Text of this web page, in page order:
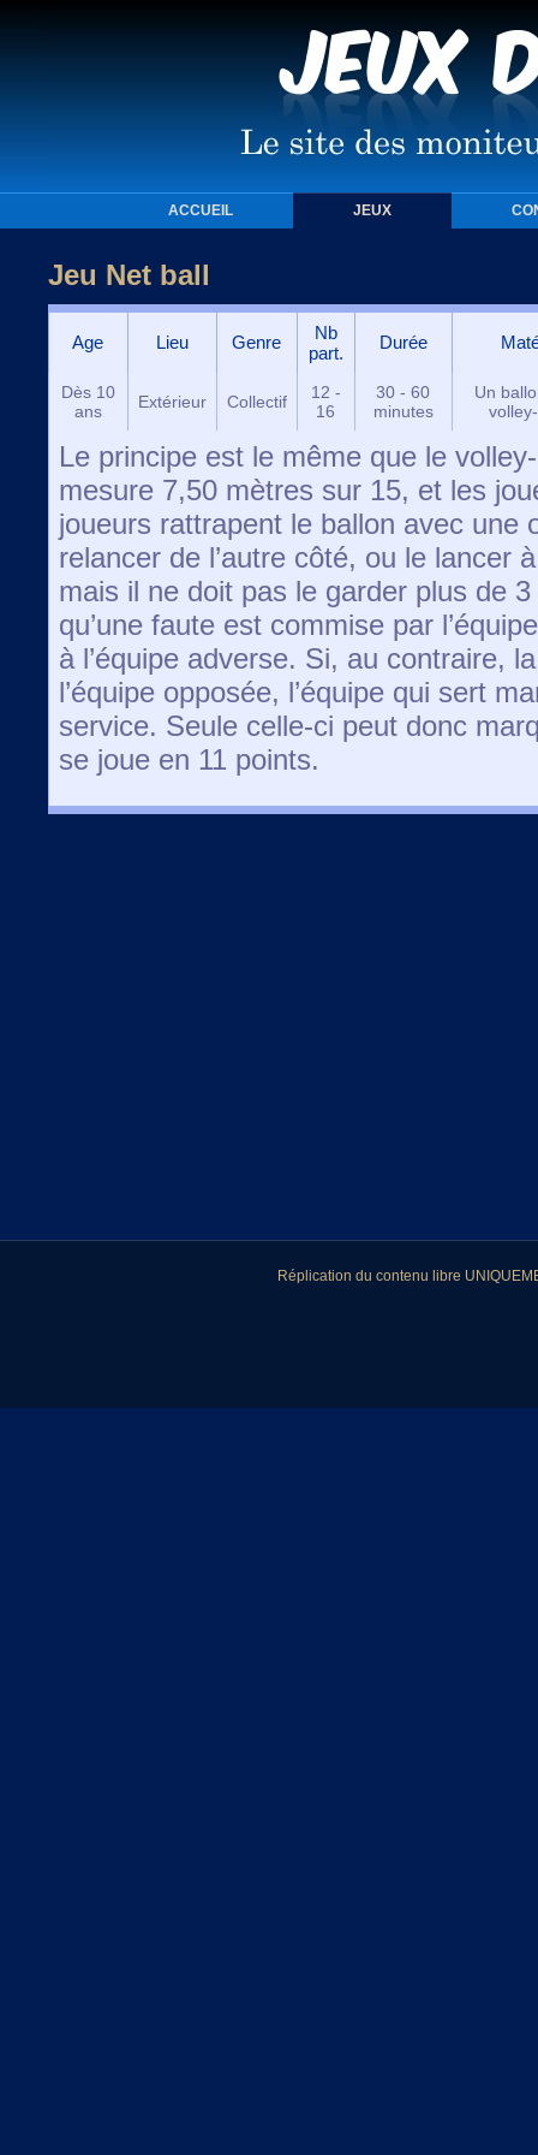
ACCUEIL JEUX
Jeu Net ball
Age Lieu Genre
Nb
part.
Durée
Dès 10
ans
Extérieur Collectif
12 -
16
30 - 60
minutes
Un
Le principe est le même que le
mesure 7,50 mètres sur 15, et les
joueurs rattrapent le ballon avec une
relancer de l’autre côté, ou le lancer
mais il ne doit pas le garder plus de
qu’une faute est commise par
à l’équipe adverse. Si, au contraire,
l’équipe opposée, l’équipe qui sert
service. Seule celle-ci peut donc
se joue en 11 points.
Réplication du contenu libre